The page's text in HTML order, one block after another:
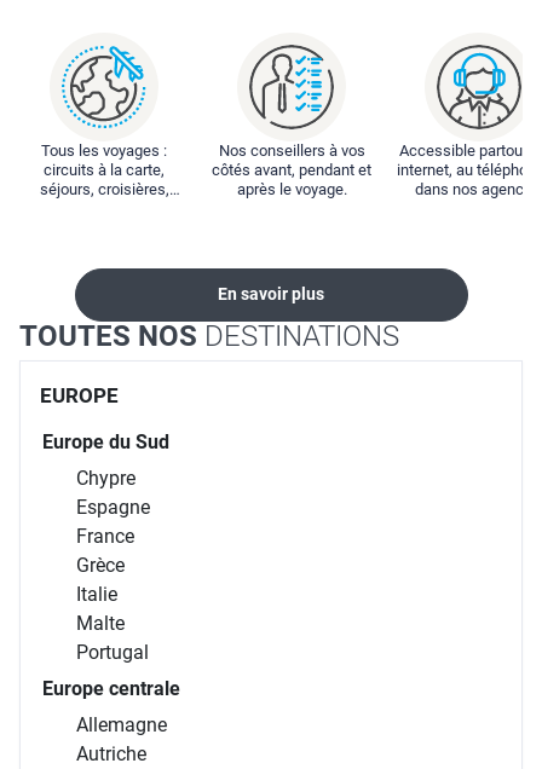
Tous les voyages :
circuits à la carte,
séjours, croisières,
Nos conseillers à vos
côtés avant, pendant et
après le voyage.
Accessible partout :
internet, au
dans nos
En savoir plus
TOUTES NOS DESTINATIONS
EUROPE
Europe du Sud
Chypre
Espagne
France
Grèce
Italie
Malte
Portugal
Europe centrale
Allemagne
Autriche